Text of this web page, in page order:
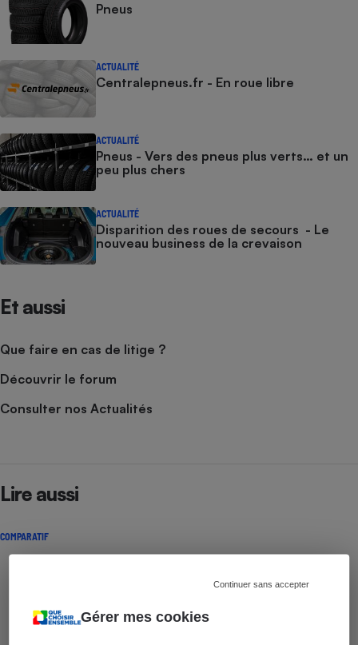
Gérer mes cookies
Continuer sans accepter
Pneus
ACTUALITÉ
Centralepneus.fr - En roue libre
ACTUALITÉ
Pneus - Vers des pneus plus verts… et un
peu plus chers
ACTUALITÉ
Disparition des roues de secours - Le
nouveau business de la crevaison
Et aussi
Que faire en cas de litige ?
Découvrir le forum
Consulter nos Actualités
Lire aussi
COMPARATIF